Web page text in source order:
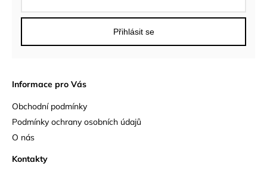
Přihlásit se
Informace pro Vás
Obchodní podmínky
Podmínky ochrany osobních údajů
O nás
Kontakty